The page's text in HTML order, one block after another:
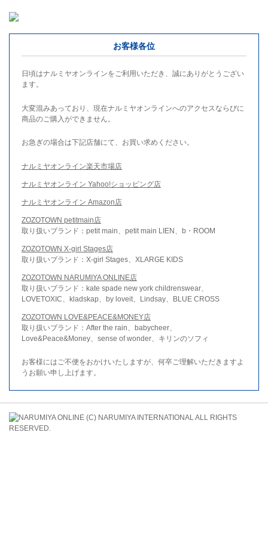
お客様各位
日頃はナルミヤオンラインをご利用いただき、誠にありがとうござい
ます。
大変混みあっており、現在ナルミヤオンラインへのアクセスならびに
商品のご購入ができません。
お急ぎの場合は下記店舗にて、お買い求めください。
ナルミヤオンライン楽天市場店
ナルミヤオンライン Yahoo!ショッピング店
ナルミヤオンライン Amazon店
ZOZOTOWN petitmain店
取り扱いブランド：petit main、petit main LIEN、b・ROOM
ZOZOTOWN X-girl Stages店
取り扱いブランド：X-girl Stages、XLARGE KIDS
ZOZOTOWN NARUMIYA ONLINE店
取り扱いブランド：kate spade new york childrenswear、
LOVETOXIC、kladskap、by loveit、Lindsay、BLUE CROSS
ZOZOTOWN LOVE&PEACE&MONEY店
取り扱いブランド：After the rain、babycheer、
Love&Peace&Money、sense of wonder、キリンのソフィ
お客様にはご不便をおかけいたしますが、何卒ご理解いただきますよ
うお願い申し上げます。